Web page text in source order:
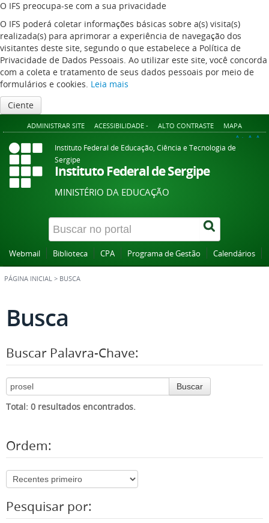
O IFS preocupa-se com a sua privacidade
O IFS poderá coletar informações básicas sobre a(s) visita(s)
realizada(s) para aprimorar a experiência de navegação dos
visitantes deste site, segundo o que estabelece a Política de
Privacidade de Dados Pessoais. Ao utilizar este site, você concorda
com a coleta e tratamento de seus dados pessoais por meio de
formulários e cookies. Leia mais
Ciente
ADMINISTRAR SITE ACESSIBILIDADE - ALTO CONTRASTE MAPA
A+ A A-
Instituto Federal de Educação, Ciência e Tecnologia de
Sergipe
Instituto Federal de Sergipe
MINISTÉRIO DA EDUCAÇÃO
Webmail Biblioteca CPA Programa de Gestão Calendários
PÁGINA INICIAL > BUSCA
Busca
Buscar Palavra-Chave:
Buscar
Total: 0 resultados encontrados.
Ordem:
Pesquisar por: